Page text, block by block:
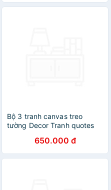
Bộ 3 tranh canvas treo
tường Decor Tranh quotes
650.000 đ